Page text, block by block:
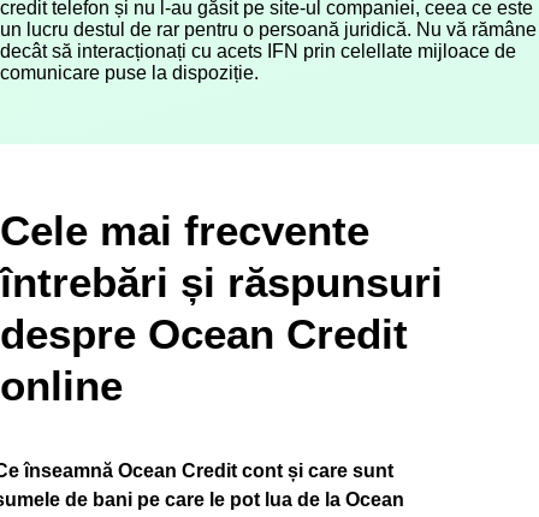
credit telefon și nu l-au găsit pe site-ul companiei, ceea ce este
un lucru destul de rar pentru o persoană juridică. Nu vă rămâne
decât să interacționați cu acets IFN prin celellate mijloace de
comunicare puse la dispoziție.
Cele mai frecvente
întrebări și răspunsuri
despre Ocean Credit
online
înseamnă Ocean Credit cont și care sunt
de bani pe care le pot lua de la Ocean